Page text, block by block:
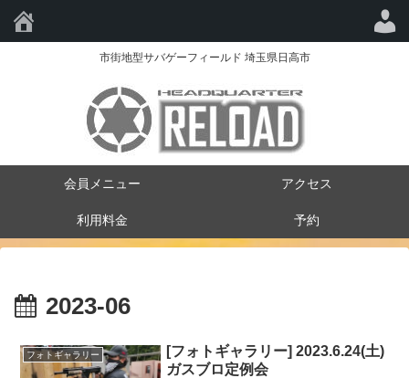
市街地型サバゲーフィールド 埼玉県日高市
会員メニュー アクセス
利用料金 予約
2023-06
フォトギャラリー
[フォトギャラリー] 2023.6.24(土)
ガスブロ定例会